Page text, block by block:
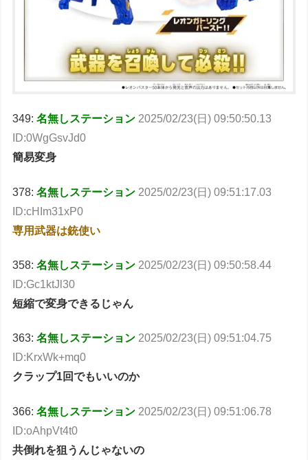
349:名無しステーション 2025/02/23(日) 09:50:50.13
ID:0WgGsvJd0
簡易変身
378:名無しステーション 2025/02/23(日) 09:51:17.03
ID:cHIm31xP0
専用武器は銃使い
358:名無しステーション 2025/02/23(日) 09:50:58.44
ID:Gc1ktJl30
短縮で変身できるじゃん
363:名無しステーション 2025/02/23(日) 09:51:04.75
ID:KrxWk+mq0
クラップ1回でもいいのか
366:名無しステーション 2025/02/23(日) 09:51:06.78
ID:oAhpVt4t0
共倒れを狙うんじゃないの